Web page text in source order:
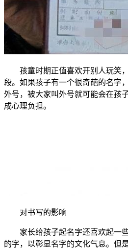
孩童时期正值喜欢开别人玩笑，
段。如果孩子有一个很奇葩的名字
外号，被大家叫外号就可能会在孩
成心理负担。
对书写的影响
家长给孩子起名字还喜欢起一些
的字，以彰显名字的文化气息。但